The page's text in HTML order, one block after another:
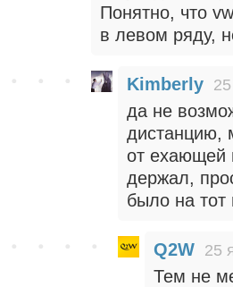
Понятно, что
в левом ряду,
Kimberly
да не
дистанцию,
от ехающей
держал,
было на
Q2W 25
Тем не